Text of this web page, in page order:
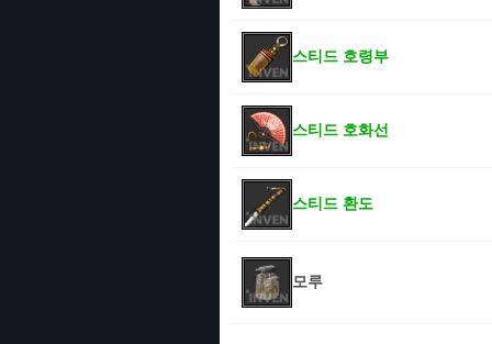
스티드 호령부
스티드 호화선
스티드 환도
모루